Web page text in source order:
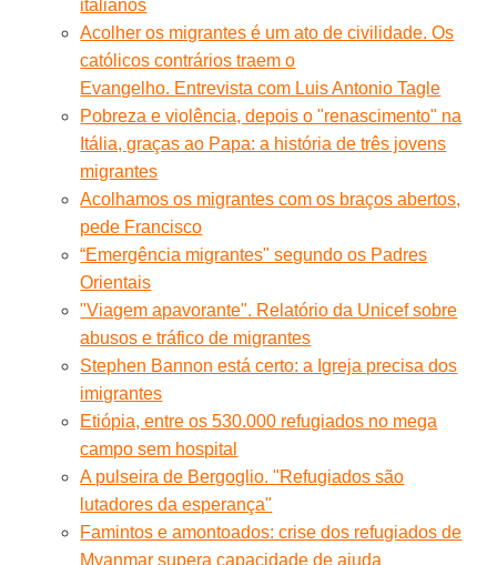
italianos
Acolher os migrantes é um ato de civilidade. Os
católicos contrários traem o
Evangelho. Entrevista com Luis Antonio Tagle
Pobreza e violência, depois o "renascimento" na
Itália, graças ao Papa: a história de três jovens
migrantes
Acolhamos os migrantes com os braços abertos,
pede Francisco
“Emergência migrantes" segundo os Padres
Orientais
"Viagem apavorante". Relatório da Unicef sobre
abusos e tráfico de migrantes
Stephen Bannon está certo: a Igreja precisa dos
imigrantes
Etiópia, entre os 530.000 refugiados no mega
campo sem hospital
A pulseira de Bergoglio. "Refugiados são
lutadores da esperança"
Famintos e amontoados: crise dos refugiados de
Myanmar supera capacidade de ajuda